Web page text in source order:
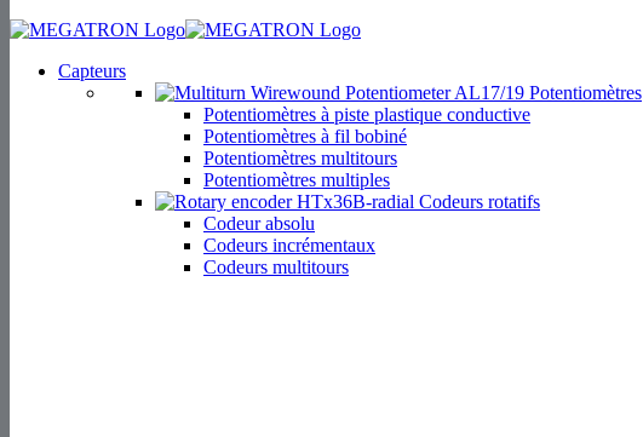
Capteurs
Potentiomètres
Potentiomètres à piste plastique conductive
Potentiomètres à fil bobiné
Potentiomètres multitours
Potentiomètres multiples
Codeurs rotatifs
Codeur absolu
Codeurs incrémentaux
Codeurs multitours